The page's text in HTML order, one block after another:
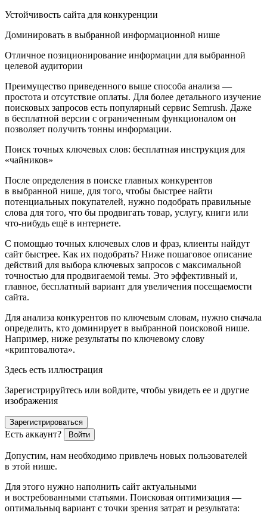
Устойчивость сайта для конкуренции
Доминировать в выбранной информационной нише
Отличное позиционирование информации для выбранной
целевой аудитории
Преимущество приведенного выше способа анализа —
простота и отсутствие оплаты. Для более детального изучение
поисковых запросов есть популярный сервис Semrush. Даже
в бесплатной версии с ограниченным функционалом он
позволяет получить тонны информации.
Поиск точных ключевых слов: бесплатная инструкция для
«чайников»
После определения в поиске главных конкурентов
в выбранной нише, для того, чтобы быстрее найти
потенциальных покупателей, нужно подобрать правильные
слова для того, что бы продвигать товар, услугу, книги или
что-нибудь ещё в интернете.
С помощью точных ключевых слов и фраз, клиенты найдут
сайт быстрее. Как их подобрать? Ниже пошаговое описание
действий для выбора ключевых запросов с максимальной
точностью для продвигаемой темы. Это эффективный и,
главное, бесплатный вариант для увеличения посещаемости
сайта.
Для анализа конкурентов по ключевым словам, нужно сначала
определить, кто доминирует в выбранной поисковой нише.
Например, ниже результаты по ключевому слову
«криптовалюта».
Здесь есть иллюстрация
Зарегистрируйтесь или войдите, чтобы увидеть ее и другие
изображения
Зарегистрироваться
Есть аккаунт? Войти
Допустим, нам необходимо привлечь новых пользователей
в этой нише.
Для этого нужно наполнить сайт актуальными
и востребованными статьями. Поисковая оптимизация —
оптимальныq вариант с точки зрения затрат и результата: